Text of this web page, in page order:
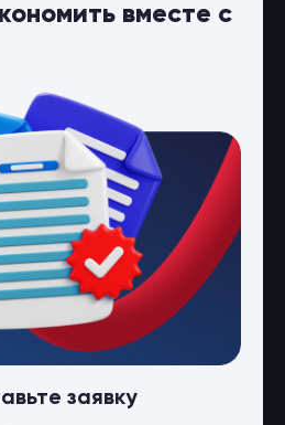
вместе с
заявку